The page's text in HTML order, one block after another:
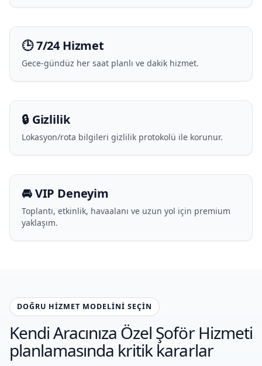
🕒 7/24 Hizmet
Gece-gündüz her saat planlı ve dakik hizmet.
🔒 Gizlilik
Lokasyon/rota bilgileri gizlilik protokolü ile korunur.
🚘 VIP Deneyim
Toplantı, etkinlik, havaalanı ve uzun yol için premium
yaklaşım.
DOĞRU HIZMET MODELINI SEÇIN
Kendi Aracınıza Özel Şoför Hizmeti
planlamasında kritik kararlar